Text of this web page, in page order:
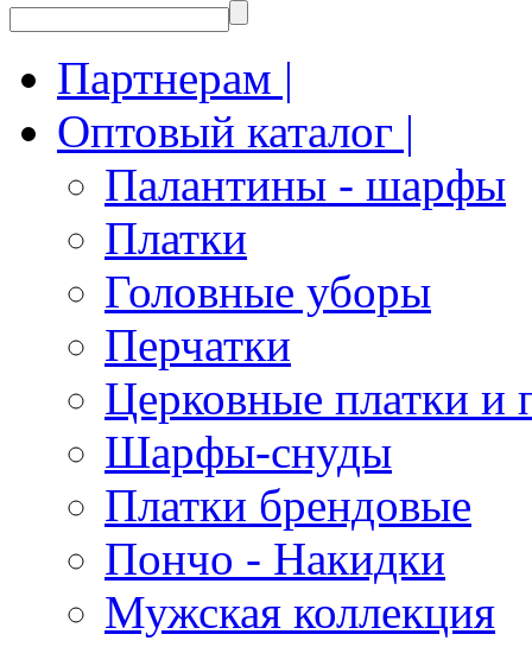
Партнерам |
Оптовый каталог |
Палантины - шарфы
Платки
Головные уборы
Перчатки
Церковные платки и
Шарфы-снуды
Платки брендовые
Пончо - Накидки
Мужская коллекция